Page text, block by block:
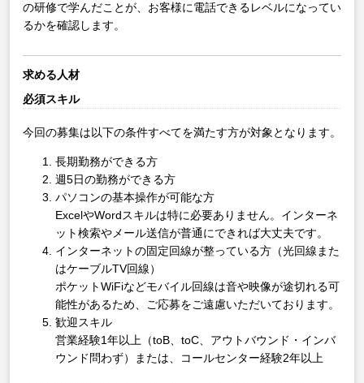
の研修で学んだことが、お客様に電話できるレベルになってい
るかを確認します。
求める人材
必須スキル
今回の募集は以下の条件すべてを満たす方が対象となります。
長期勤務ができる方
週5日の勤務ができる方
パソコンの基本操作が可能な方
ExcelやWordスキルは特に必要ありません。インターネ
ット検索やメール送信が普通にできれば大丈夫です。
インターネットの固定回線が整っている方（光回線また
はケーブルTV回線）
ポケットWiFiなどモバイル回線は音や映像が途切れる可
能性があるため、ご応募をご遠慮いただいております。
歓迎スキル
営業経験1年以上（toB、toC、アウトバウンド・インバ
ウンド問わず）または、コールセンター経験2年以上